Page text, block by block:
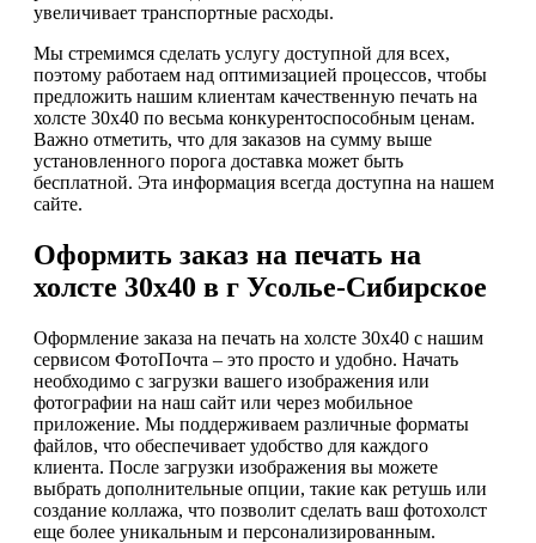
увеличивает транспортные расходы.
Мы стремимся сделать услугу доступной для всех,
поэтому работаем над оптимизацией процессов, чтобы
предложить нашим клиентам качественную печать на
холсте 30х40 по весьма конкурентоспособным ценам.
Важно отметить, что для заказов на сумму выше
установленного порога доставка может быть
бесплатной. Эта информация всегда доступна на нашем
сайте.
Оформить заказ на печать на
холсте 30х40 в г Усолье-Сибирское
Оформление заказа на печать на холсте 30х40 с нашим
сервисом ФотоПочта – это просто и удобно. Начать
необходимо с загрузки вашего изображения или
фотографии на наш сайт или через мобильное
приложение. Мы поддерживаем различные форматы
файлов, что обеспечивает удобство для каждого
клиента. После загрузки изображения вы можете
выбрать дополнительные опции, такие как ретушь или
создание коллажа, что позволит сделать ваш фотохолст
еще более уникальным и персонализированным.